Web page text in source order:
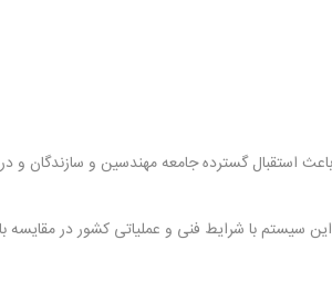
استقبال گسترده جامعه مهندسین و سازندگان
سیستم با شرایط فنی و عملیاتی کشور در